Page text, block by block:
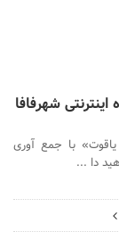
اینترنتی شهرفافا
با جمع آوری
4